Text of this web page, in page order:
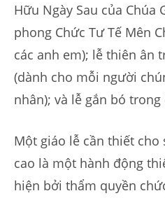
Hữu Ngày Sau của Chúa
phong Chức Tư Tế Mên
các anh em); lễ thiên ân
(dành cho mỗi người
nhân); và lễ gắn bó
Một giáo lễ cần thiết
cao là một hành động
hiện bởi thẩm quyền